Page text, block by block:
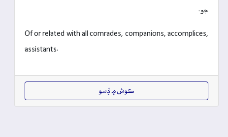
جو.
Of or related with all comrades, companions, accomplices,
assistants.
ڪوش ۾ ڏِسو